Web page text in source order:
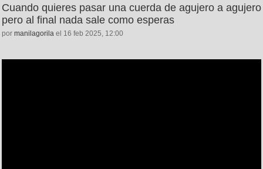
Cuando quieres pasar una cuerda de agujero a agujero
pero al final nada sale como esperas
por manilagorila el 16 feb 2025, 12:00